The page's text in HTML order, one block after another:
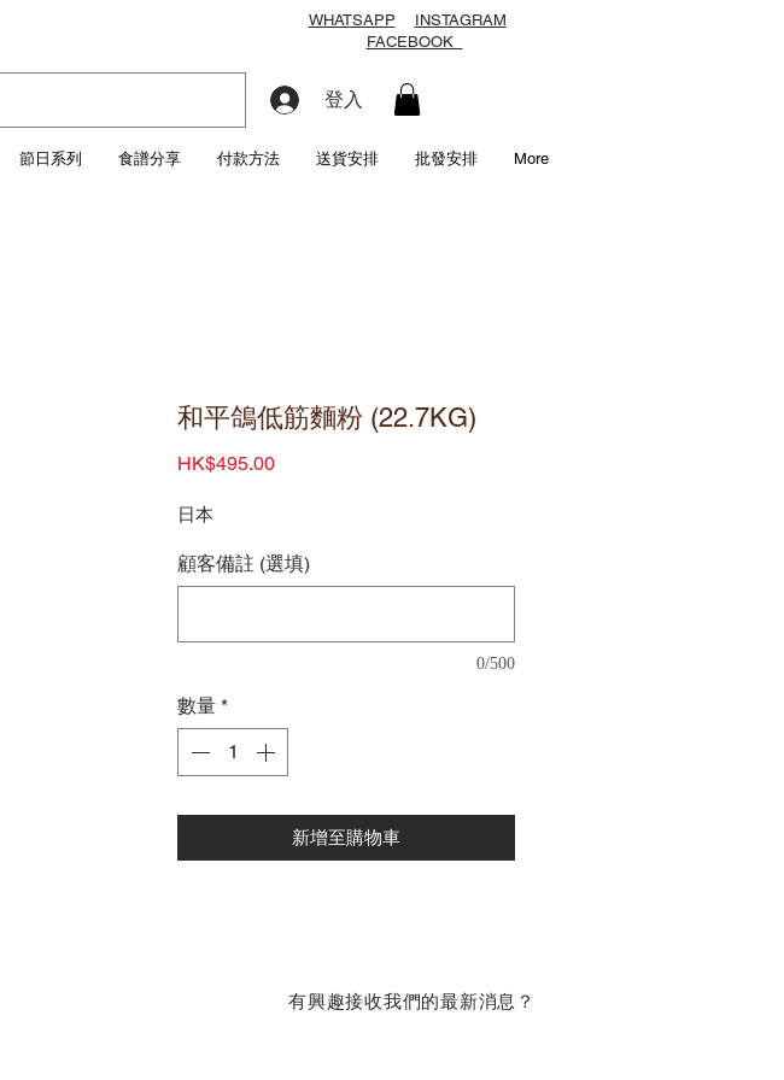
WHATSAPP
INSTAGRAM
FACEBOOK
登入
節日系列 食譜分享 付款方法 送貨安排 批發安排 More
和平鴿低筋麵粉 (22.7KG)
HK$495.00價
日本
顧客備註 (選填)
0/500
數量 *
新增至購物車
​有興趣接收我們的最新消息？